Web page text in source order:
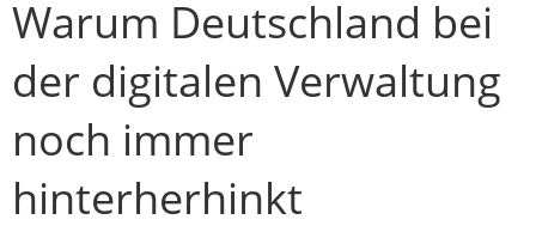
Warum Deutschland bei
der digitalen Verwaltung
noch immer
hinterherhinkt